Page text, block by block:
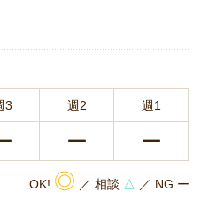
3 週2 週1
ー ー
OK! ◎ ／ 相談 △ ／ NG ー